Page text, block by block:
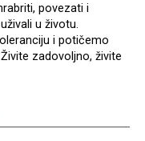
povezati i
u životu.
i potičemo
zadovoljno, živite